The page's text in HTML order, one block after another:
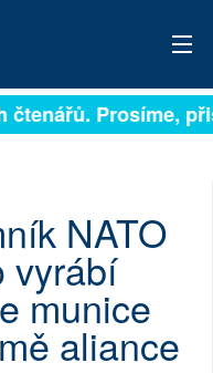
Prosíme,
NATO
vyrábí
munice
aliance